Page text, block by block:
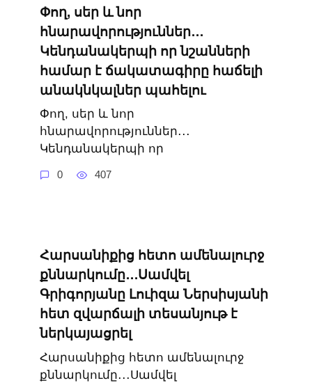
Փող, սեր և նոր
հնարավորություններ․․․
Կենդանակերպի որ նշանների
համար է ճակատագիրը հաճելի
անակնկալներ պահելու
Փող, սեր և նոր
հնարավորություններ․․․
Կենդանակերպի որ
0 407
Հարսանիքից հետո ամենալուրջ
քննարկումը․․․Սամվել
Գրիգորյանը Լուիզա Ներսիսյանի
հետ զվարճալի տեսանյութ է
ներկայացրել
Հարսանիքից հետո ամենալուրջ
քննարկումը․․․Սամվել